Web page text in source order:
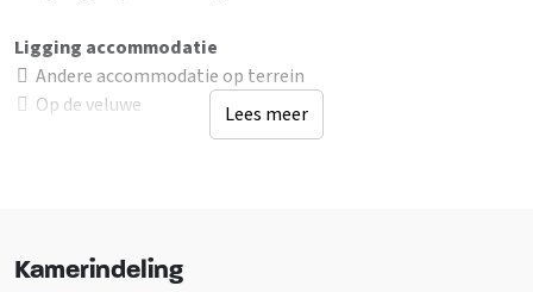
Ligging accommodatie
Andere accommodatie op terrein
Op de veluwe
Lees meer
Kamerindeling